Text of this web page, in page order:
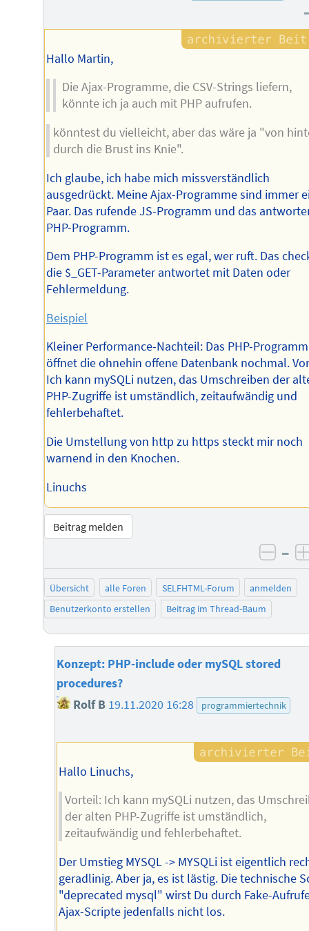
Hallo Martin,
Die Ajax-Programme, die CSV-Strings liefern,
könnte ich ja auch mit PHP aufrufen.
könntest du vielleicht, aber das wäre ja "von
durch die Brust ins Knie".
Ich glaube, ich habe mich missverständlich
ausgedrückt. Meine Ajax-Programme sind immer
Paar. Das rufende JS-Programm und das
PHP-Programm.
Dem PHP-Programm ist es egal, wer ruft. Das
die $_GET-Parameter antwortet mit Daten oder
Fehlermeldung.
Beispiel
Kleiner Performance-Nachteil: Das PHP-Programm
öffnet die ohnehin offene Datenbank nochmal.
Ich kann mySQLi nutzen, das Umschreiben der
PHP-Zugriffe ist umständlich, zeitaufwändig und
fehlerbehaftet.
Die Umstellung von http zu https steckt mir noch
warnend in den Knochen.
Linuchs
Beitrag melden
–
Übersicht alle Foren SELFHTML-Forum
anmelden
Benutzerkonto erstellen
Beitrag im Thread-Baum
Konzept: PHP-include oder mySQL stored
procedures?
Rolf B 19.11.2020 16:28 programmiertechnik
Hallo Linuchs,
Vorteil: Ich kann mySQLi nutzen, das
der alten PHP-Zugriffe ist umständlich,
zeitaufwändig und fehlerbehaftet.
Der Umstieg MYSQL -> MYSQLi ist eigentlich
geradlinig. Aber ja, es ist lästig. Die technische
"deprecated mysql" wirst Du durch Fake-
Ajax-Scripte jedenfalls nicht los.